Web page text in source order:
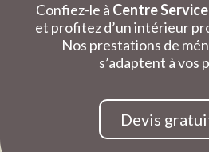
Confiez-le à Centre
et profitez d’un intérieur
Nos prestations de
s’adaptent à vos
Devis